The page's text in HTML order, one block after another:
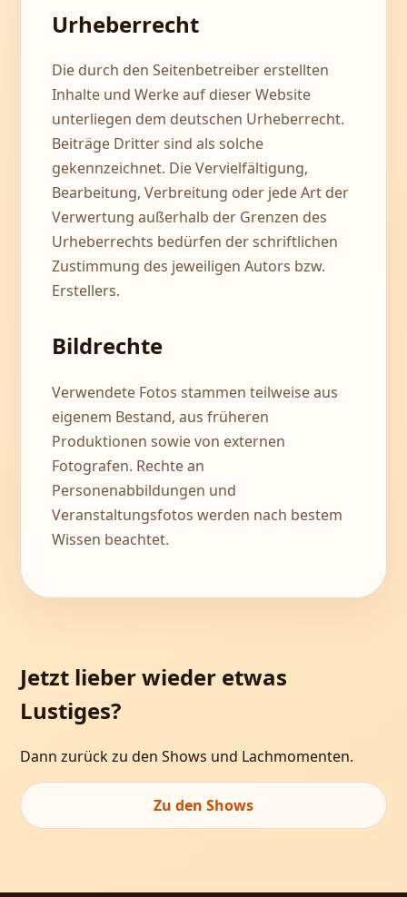
Urheberrecht
Die durch den Seitenbetreiber erstellten
Inhalte und Werke auf dieser Website
unterliegen dem deutschen Urheberrecht.
Beiträge Dritter sind als solche
gekennzeichnet. Die Vervielfältigung,
Bearbeitung, Verbreitung oder jede Art der
Verwertung außerhalb der Grenzen des
Urheberrechts bedürfen der schriftlichen
Zustimmung des jeweiligen Autors bzw.
Erstellers.
Bildrechte
Verwendete Fotos stammen teilweise aus
eigenem Bestand, aus früheren
Produktionen sowie von externen
Fotografen. Rechte an
Personenabbildungen und
Veranstaltungsfotos werden nach bestem
Wissen beachtet.
Jetzt lieber wieder etwas
Lustiges?
Dann zurück zu den Shows und Lachmomenten.
Zu den Shows